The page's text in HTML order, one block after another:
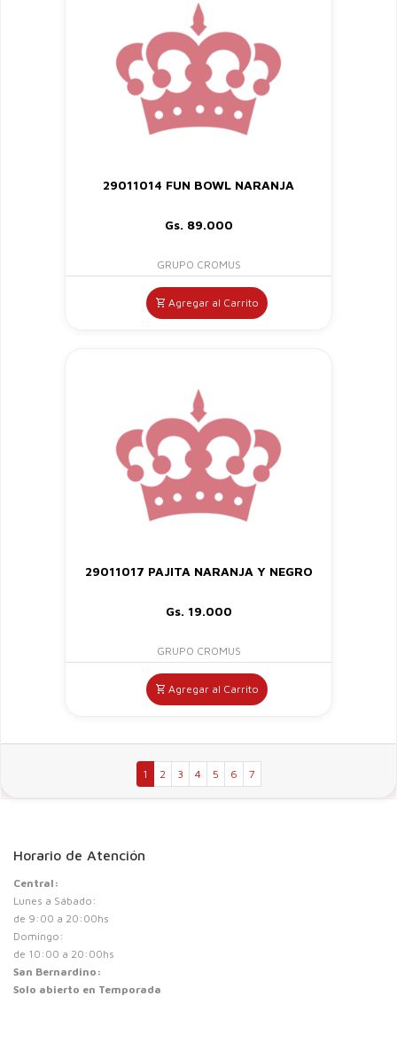
29011014 FUN BOWL NARANJA
Gs. 89.000
GRUPO CROMUS
Agregar al Carrito
29011017 PAJITA NARANJA Y NEGRO
Gs. 19.000
GRUPO CROMUS
Agregar al Carrito
1 2 3 4 5 6 7
Horario de Atención
Central:
Lunes a Sábado:
de 9:00 a 20:00hs
Domingo:
de 10:00 a 20:00hs
San Bernardino:
Solo abierto en Temporada